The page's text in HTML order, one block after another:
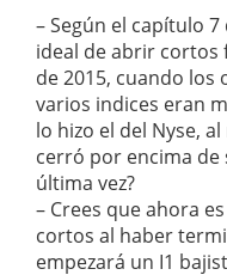
– Según el capítulo
ideal de abrir cortos
de 2015, cuando los
varios indices eran
lo hizo el del Nyse,
cerró por encima de
última vez?
– Crees que ahora
cortos al haber
empezará un I1